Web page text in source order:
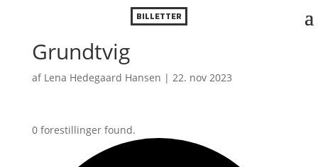
BILLETTER
Grundtvig
af Lena Hedegaard Hansen | 22. nov 2023
0 forestillinger found.